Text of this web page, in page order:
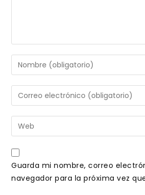
Introduce
tu
nombre
de
usuario
para
comentar
Introduce
tu
dirección
de
electrónico
para
comentar
Introduce
la
URL
de
Guarda mi nombre, correo
navegador para la próxima vez